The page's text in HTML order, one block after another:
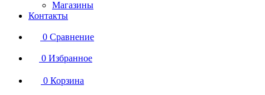
Магазины
Контакты
0 Сравнение
0 Избранное
0 Корзина